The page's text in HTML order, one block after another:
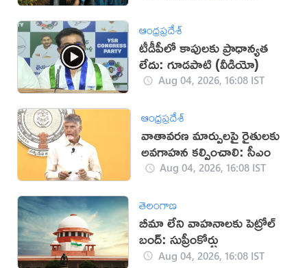
ఆంధ్రప్రదేశ్
టీడీపీలో కాపులకు ప్రాధాన్యత
లేదు: గూడపాటి (వీడియో)
Aug 04, 2026, 16:08 IST
ఆంధ్రప్రదేశ్
వాతావరణ మార్పులపై రైతులకు
అవగాహన కల్పించాలి: సీఎం
Aug 04, 2026, 16:08 IST
తెలంగాణ
బీమా లేని వాహనాలకు పెట్రోల్
బంద్: సుప్రీంకోర్టు
Aug 04, 2026, 16:08 IST